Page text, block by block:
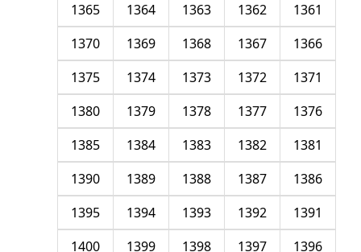
1361
1362
1363
1364
1365
1366
1367
1368
1369
1370
1371
1372
1373
1374
1375
1376
1377
1378
1379
1380
1381
1382
1383
1384
1385
1386
1387
1388
1389
1390
1391
1392
1393
1394
1395
1396
1397
1398
1399
1400